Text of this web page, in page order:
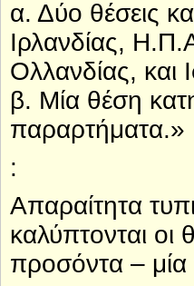
α. Δύο θέσεις
Ιρλανδίας,
Ολλανδίας, και
β. Μία θέση
παραρτήματα.»
:
Απαραίτητα
καλύπτονται
προσόντα – μία